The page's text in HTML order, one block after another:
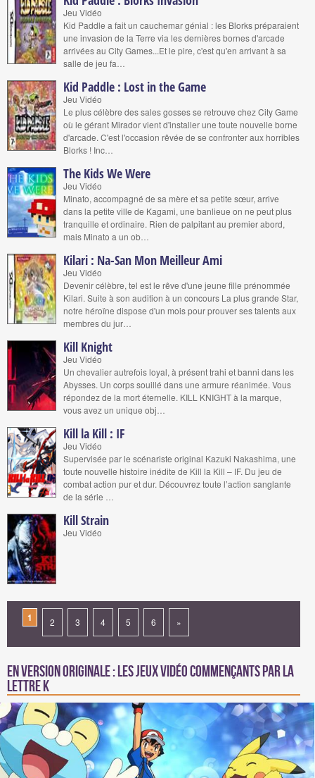
Jeu Vidéo
Kid Paddle a fait un cauchemar génial : les Blorks préparaient
une invasion de la Terre via les dernières bornes d'arcade
arrivées au City Games...Et le pire, c'est qu'en arrivant à sa
salle de jeu fa…
Kid Paddle : Lost in the Game
Jeu Vidéo
Le plus célèbre des sales gosses se retrouve chez City Game
où le gérant Mirador vient d'installer une toute nouvelle borne
d'arcade. C'est l'occasion rêvée de se confronter aux horribles
Blorks ! Inc…
The Kids We Were
Jeu Vidéo
Minato, accompagné de sa mère et sa petite sœur, arrive
dans la petite ville de Kagami, une banlieue on ne peut plus
tranquille et ordinaire. Rien de palpitant au premier abord,
mais Minato a un ob…
Kilari : Na-San Mon Meilleur Ami
Jeu Vidéo
Devenir célèbre, tel est le rêve d'une jeune fille prénommée
Kilari. Suite à son audition à un concours La plus grande Star,
notre héroïne dispose d'un mois pour prouver ses talents aux
membres du jur…
Kill Knight
Jeu Vidéo
Un chevalier autrefois loyal, à présent trahi et banni dans les
Abysses. Un corps souillé dans une armure réanimée. Vous
répondez de la mort éternelle. KILL KNIGHT à la marque,
vous avez un unique obj…
Kill la Kill : IF
Jeu Vidéo
Supervisée par le scénariste original Kazuki Nakashima, une
toute nouvelle histoire inédite de Kill la Kill – IF. Du jeu de
combat action pur et dur. Découvrez toute l’action sanglante
de la série …
Kill Strain
Jeu Vidéo
1 2 3 4 5 6 »
En version originale : Les jeux vidéo commençants par la
lettre K